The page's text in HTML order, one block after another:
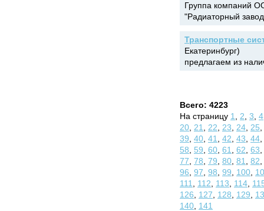
Группа компаний
"Радиаторный
Транспортные
Екатеринбург)
предлагаем из
Всего: 4223
На страницу 1 2 3 4
20 21 22 23 24 25
39 40 41 42 43 44
58
59 60 61 62 63
77 78 79 80 81 82
96 97 98 99 100
111
112 113 114
126
127 128 129
140 141